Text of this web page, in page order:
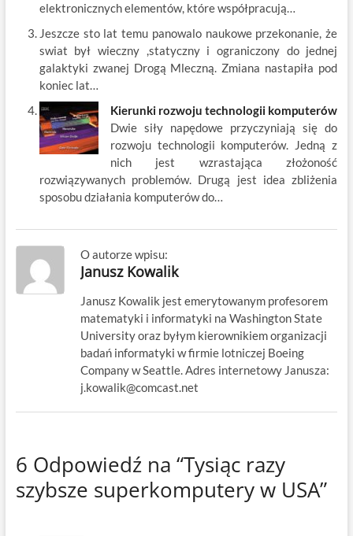
elektronicznych elementów, które współpracują…
Jeszcze sto lat temu panowalo naukowe przekonanie, że
swiat był wieczny ,statyczny i ograniczony do jednej
galaktyki zwanej Drogą Mleczną. Zmiana nastapiła pod
koniec lat…
Kierunki rozwoju technologii komputerów
Dwie siły napędowe przyczyniają się do
rozwoju technologii komputerów. Jedną z
nich jest wzrastająca złożoność
rozwiązywanych problemów. Drugą jest idea zbliżenia
sposobu działania komputerów do…
O autorze wpisu:
Janusz Kowalik
Janusz Kowalik jest emerytowanym profesorem
matematyki i informatyki na Washington State
University oraz byłym kierownikiem organizacji
badań informatyki w firmie lotniczej Boeing
Company w Seattle. Adres internetowy Janusza:
j.kowalik@comcast.net
6 Odpowiedź na “Tysiąc razy
szybsze superkomputery w USA”